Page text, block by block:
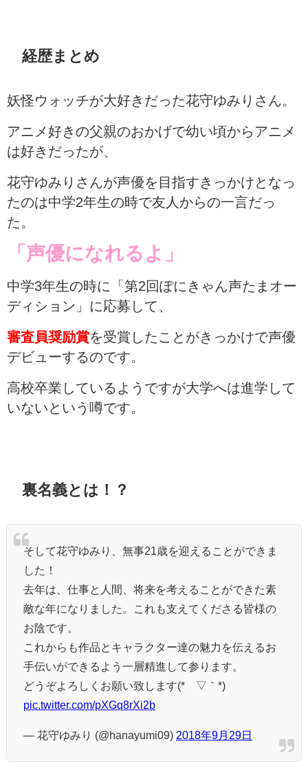
経歴まとめ
妖怪ウォッチが大好きだった花守ゆみりさん。
アニメ好きの父親のおかげで幼い頃からアニメ
は好きだったが、
花守ゆみりさんが声優を目指すきっかけとなっ
たのは中学2年生の時で友人からの一言だっ
た。
「声優になれるよ」
中学3年生の時に「第2回ぽにきゃん声たまオー
ディション」に応募して、
審査員奨励賞を受賞したことがきっかけで声優
デビューするのです。
高校卒業しているようですが大学へは進学して
いないという噂です。
裏名義とは！？
そして花守ゆみり、無事21歳を迎えることができま
した！
去年は、仕事と人間、将来を考えることができた素
敵な年になりました。これも支えてくださる皆様の
お陰です。
これからも作品とキャラクター達の魅力を伝えるお
手伝いができるよう一層精進して参ります。
どうぞよろしくお願い致します(*´▽｀*)
pic.twitter.com/pXGq8rXi2b
— 花守ゆみり (@hanayumi09) 2018年9月29日